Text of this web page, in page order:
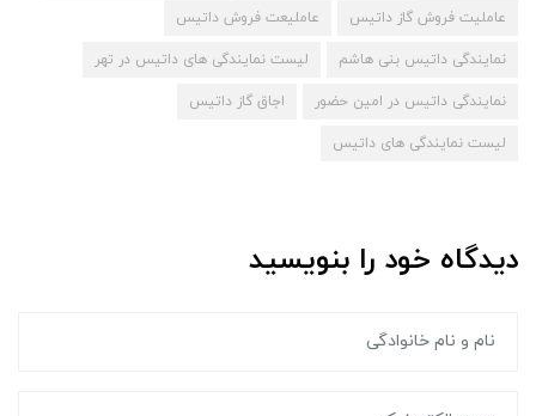
عاملیت فروش گاز داتیس عاملیعت فروش داتیس
نمایندگی داتیس بنی هاشم لیست نمایندگی های داتیس در تهر
نمایندگی داتیس در امین حضور اجاق گاز داتیس
لیست نمایندگی های داتیس
دیدگاه خود را بنویسید